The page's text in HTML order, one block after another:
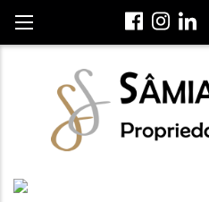
Português
Notícias | Publicações